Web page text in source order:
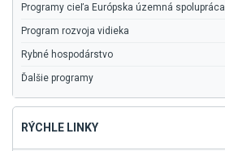
Programy cieľa Európska územná spolupráca
Program rozvoja vidieka
Rybné hospodárstvo
Ďalšie programy
RÝCHLE LINKY